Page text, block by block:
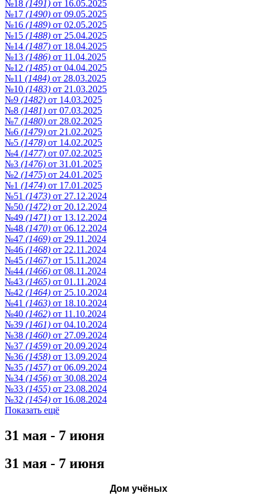
№18 (1491) от 16.05.2025
№17 (1490) от 09.05.2025
№16 (1489) от 02.05.2025
№15 (1488) от 25.04.2025
№14 (1487) от 18.04.2025
№13 (1486) от 11.04.2025
№12 (1485) от 04.04.2025
№11 (1484) от 28.03.2025
№10 (1483) от 21.03.2025
№9 (1482) от 14.03.2025
№8 (1481) от 07.03.2025
№7 (1480) от 28.02.2025
№6 (1479) от 21.02.2025
№5 (1478) от 14.02.2025
№4 (1477) от 07.02.2025
№3 (1476) от 31.01.2025
№2 (1475) от 24.01.2025
№1 (1474) от 17.01.2025
№51 (1473) от 27.12.2024
№50 (1472) от 20.12.2024
№49 (1471) от 13.12.2024
№48 (1470) от 06.12.2024
№47 (1469) от 29.11.2024
№46 (1468) от 22.11.2024
№45 (1467) от 15.11.2024
№44 (1466) от 08.11.2024
№43 (1465) от 01.11.2024
№42 (1464) от 25.10.2024
№41 (1463) от 18.10.2024
№40 (1462) от 11.10.2024
№39 (1461) от 04.10.2024
№38 (1460) от 27.09.2024
№37 (1459) от 20.09.2024
№36 (1458) от 13.09.2024
№35 (1457) от 06.09.2024
№34 (1456) от 30.08.2024
№33 (1455) от 23.08.2024
№32 (1454) от 16.08.2024
Показать ещё
31 мая - 7 июня
31 мая - 7 июня
Дом учёных